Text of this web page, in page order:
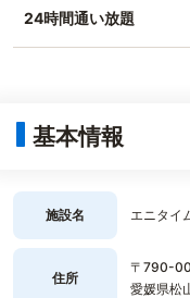
24時間通い放題
基本情報
施設名 エニタイ
住所
〒790-
愛媛県松